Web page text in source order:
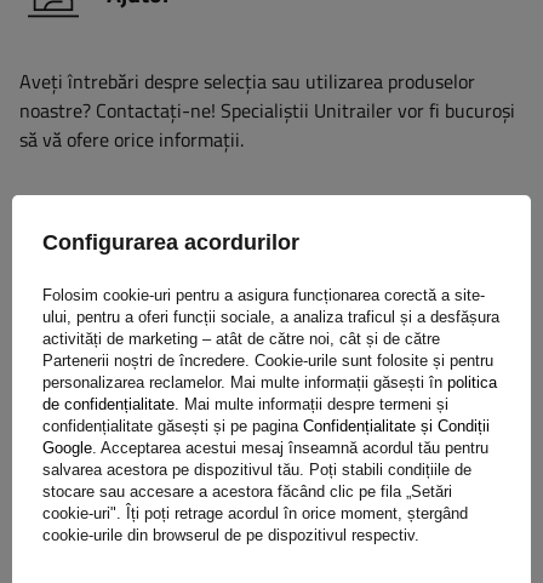
Aveți întrebări despre selecția sau utilizarea produselor
noastre? Contactaţi-ne! Specialiștii Unitrailer vor fi bucuroși
să vă ofere orice informații.
+40 31 229 60 52 unitrailer@unitrailer.ro
Specificație
Pune o întrebare
Opinie(0)
Configurarea acordurilor
Folosim cookie-uri pentru a asigura funcționarea corectă a site-
ului, pentru a oferi funcții sociale, a analiza traficul și a desfășura
activități de marketing – atât de către noi, cât și de către
Partenerii noștri de încredere. Cookie-urile sunt folosite și pentru
personalizarea reclamelor. Mai multe informații găsești în politica
de confidențialitate. Mai multe informații despre termeni și
confidențialitate găsești și pe pagina Confidențialitate și Condiții
Google. Acceptarea acestui mesaj înseamnă acordul tău pentru
salvarea acestora pe dispozitivul tău. Poți stabili condițiile de
stocare sau accesare a acestora făcând clic pe fila „Setări
cookie-uri". Îți poți retrage acordul în orice moment, ștergând
cookie-urile din browserul de pe dispozitivul respectiv.